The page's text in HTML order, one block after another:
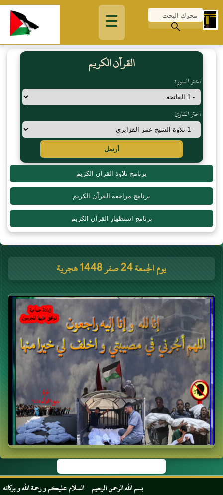
☰
القرآن الكريم
اختر السورة
اختر القارئ
أرسل
برنامج تلاوة القرآن الكريم
برنامج مراجعة القرآن الكريم
برنامج استظهار القرآن الكريم
يوم الجمعة 24 صفر 1448 هجرية
بسم الله الرحمن الرحيم السلام عليكم و رحمة الله و بركاته